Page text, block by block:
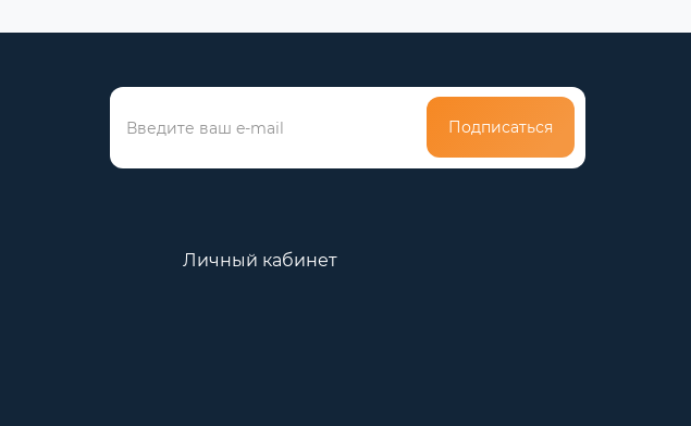
Подписаться
Личный кабинет